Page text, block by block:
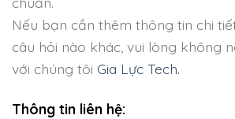
Nếu bạn cần thêm thông tin chi
câu hỏi nào khác, vui lòng không
với chúng tôi Gia Lực Tech.
Thông tin liên hệ: